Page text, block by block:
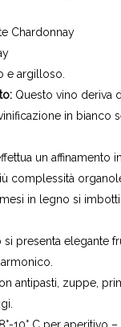
Chardonnay
e argilloso.
Questo vino deriva
in bianco
un affinamento
complessità
in legno si
si presenta elegante
antipasti, zuppe,